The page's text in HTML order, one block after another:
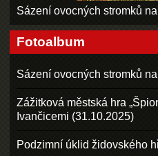
Sázení ovocných stromků
Fotoalbum
Sázení ovocných stromků
Zážitková městská hra
Ivančicemi (31.10.2025)
Podzimní úklid židovského